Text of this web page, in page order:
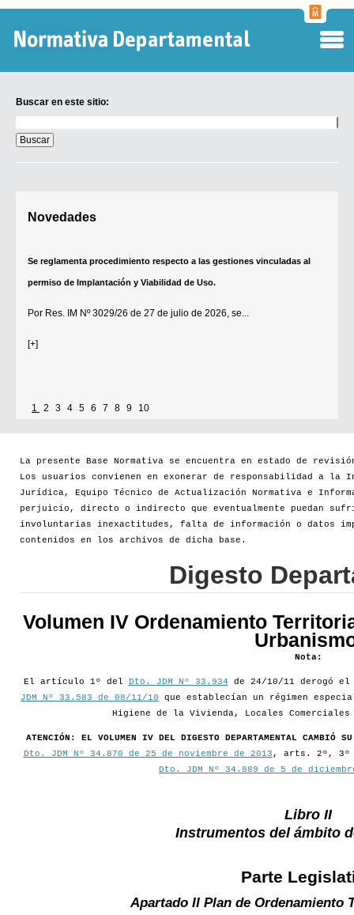
Buscar en este sitio:
en
este
sitio:
Novedades
Se reglamenta procedimiento respecto a las gestiones vinculadas al
permiso de Implantación y Viabilidad de Uso.
Por Res. IM Nº 3029/26 de 27 de julio de 2026, se...
[+]
1 2 3 4 5 6 7 8 9 10
La presente Base Normativa se encuentra en estado de
Los usuarios convienen en exonerar de responsabilidad a la
Jurídica, Equipo Técnico de Actualización Normativa e
perjuicio, directo o indirecto que eventualmente puedan
involuntarias inexactitudes, falta de información o datos
contenidos en los archivos de dicha base.
Digesto
Volumen IV Ordenamiento
Nota:
El artículo 1º del Dto. JDM Nº 33.934 de 24/10/11 derogó
JDM Nº 33.583 de 08/11/10 que establecían un régimen
Higiene de la Vivienda, Locales
ATENCIÓN: EL VOLUMEN IV DEL DIGESTO DEPARTAMENTAL CAMBIÓ
Dto. JDM Nº 34.870 de 25 de noviembre de 2013 , arts. 2º, 3º
Dto. JDM Nº 34.889 de 5 de
Libro II
Instrumentos del ámbito
Parte
Apartado II Plan de Ordenamiento